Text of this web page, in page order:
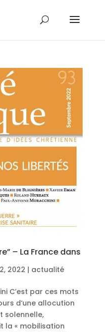
– La France dans
2022 | actualité
C’est par ces mots
d’une allocution
solennelle,
la « mobilisation